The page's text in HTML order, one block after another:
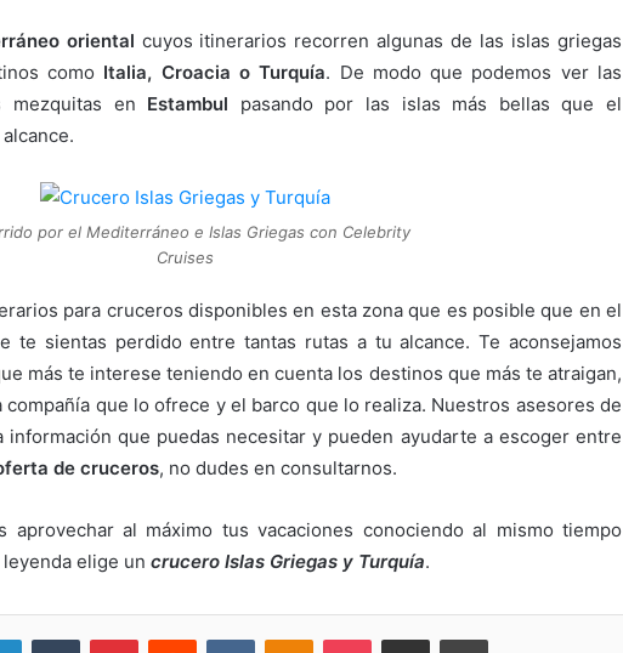
oriental cuyos itinerarios recorren algunas de las islas griegas
como Italia, Croacia o Turquía. De modo que podemos ver las
mezquitas en Estambul pasando por las islas más bellas que el
por el Mediterráneo e Islas Griegas con Celebrity
Cruises
para cruceros disponibles en esta zona que es posible que en el
te sientas perdido entre tantas rutas a tu alcance. Te aconsejamos
más te interese teniendo en cuenta los destinos que más te atraigan,
que lo ofrece y el barco que lo realiza. Nuestros asesores de
que puedas necesitar y pueden ayudarte a escoger entre
de cruceros, no dudes en consultarnos.
al máximo tus vacaciones conociendo al mismo tiempo
elige un crucero Islas Griegas y Turquía.
LinkedInTumblr PinterestReddit VKontakteOdnoklassniki
Pocket Compartir por correo electrónicoImprimir